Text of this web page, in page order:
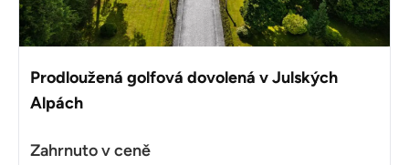
Prodloužená golfová dovolená v Julských
Alpách
Zahrnuto v ceně